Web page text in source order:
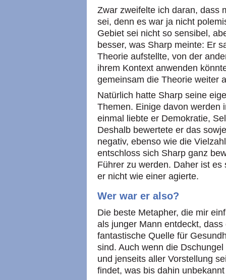
Zwar zweifelte ich daran, dass
sei, denn es war ja nicht
Gebiet sei nicht so sensibel,
besser, was Sharp meinte: Er
Theorie aufstellte, von der
ihrem Kontext anwenden
gemeinsam die Theorie weiter
Natürlich hatte Sharp seine
Themen. Einige davon werden
einmal liebte er Demokratie,
Deshalb bewertete er das
negativ, ebenso wie die
entschloss sich Sharp ganz
Führer zu werden. Daher ist
er nicht wie einer agierte.
Wer war er also?
Die beste Metapher, die mir
als junger Mann entdeckt,
fantastische Quelle für
sind. Auch wenn die
und jenseits aller Vorstellung
findet, was bis dahin